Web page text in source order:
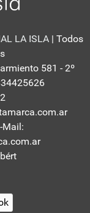
LA ISLA | Todos
581 - 2º
Mail: